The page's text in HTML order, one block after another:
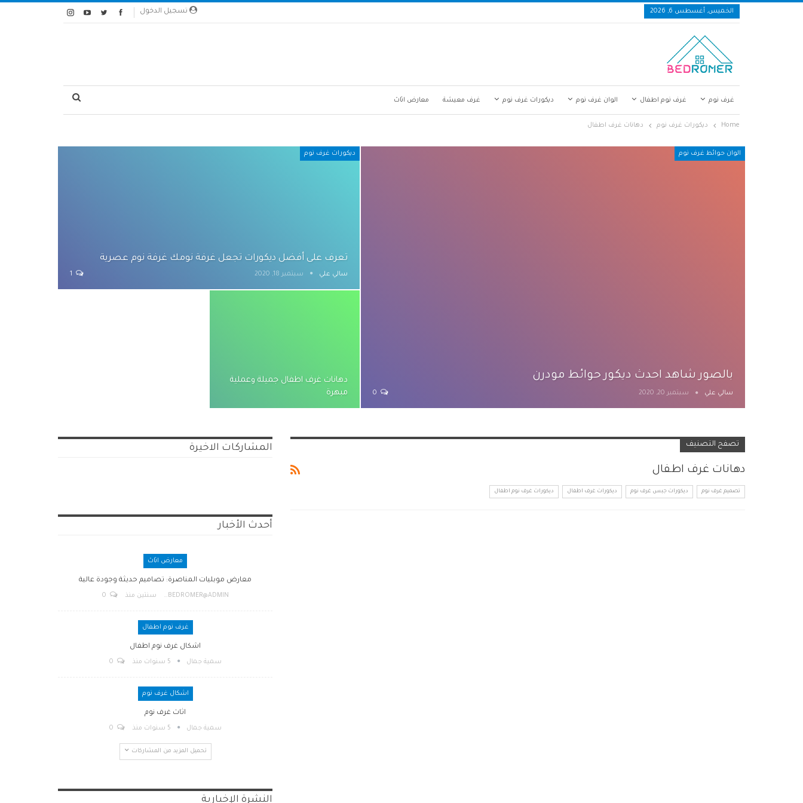
تسجيل الدخول الخميس, أغسطس 6, 2026
غرف نوم غرف نوم اطفال الوان غرف نوم ديكورات غرف نوم غرف معيشة معارض اثاث
Home ديكورات غرف نوم دهانات غرف اطفال
الوان حوائط غرف نوم
بالصور شاهد احدث ديكور حوائط مودرن
ٍسالي علي سبتمبر 20, 2020
ديكورات غرف نوم
تعرف على أفضل ديكورات تجعل غرفة نومك غرفة نوم عصرية
ٍسالي علي سبتمبر 18, 2020
دهانات غرف اطفال جميلة وعملية
مبهرة
تصفح التصنيف
دهانات غرف اطفال
تصميم غرف نوم ديكورات جبس غرف نوم ديكورات غرف اطفال ديكورات غرف نوم اطفال
المشاركات الاخيرة
أحدث الأخبار
معارض اثاث
معارض موبليات المناصرة: تصاميم حديثة وجودة عالية
BEDROMER@ADMIN سنتين منذ
غرف نوم اطفال
اشكال غرف نوم اطفال
سمية جمال 5 سنوات منذ
اشكال غرف نوم
اثاث غرف نوم
سمية جمال 5 سنوات منذ
تحميل المزيد من المشاركات
النشرة الإخبارية